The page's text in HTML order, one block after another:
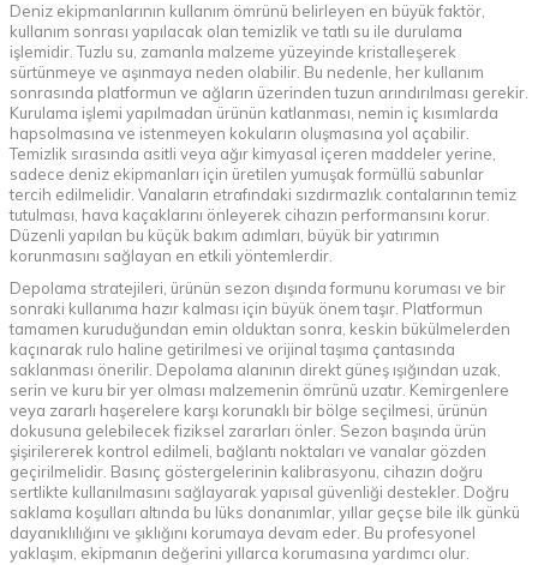
Deniz ekipmanlarının kullanım ömrünü belirleyen en büyük faktör,
kullanım sonrası yapılacak olan temizlik ve tatlı su ile durulama
işlemidir. Tuzlu su, zamanla malzeme yüzeyinde kristalleşerek
sürtünmeye ve aşınmaya neden olabilir. Bu nedenle, her kullanım
sonrasında platformun ve ağların üzerinden tuzun arındırılması gerekir.
Kurulama işlemi yapılmadan ürünün katlanması, nemin iç kısımlarda
hapsolmasına ve istenmeyen kokuların oluşmasına yol açabilir.
Temizlik sırasında asitli veya ağır kimyasal içeren maddeler yerine,
sadece deniz ekipmanları için üretilen yumuşak formüllü sabunlar
tercih edilmelidir. Vanaların etrafındaki sızdırmazlık contalarının temiz
tutulması, hava kaçaklarını önleyerek cihazın performansını korur.
Düzenli yapılan bu küçük bakım adımları, büyük bir yatırımın
korunmasını sağlayan en etkili yöntemlerdir.
Depolama stratejileri, ürünün sezon dışında formunu koruması ve bir
sonraki kullanıma hazır kalması için büyük önem taşır. Platformun
tamamen kuruduğundan emin olduktan sonra, keskin bükülmelerden
kaçınarak rulo haline getirilmesi ve orijinal taşıma çantasında
saklanması önerilir. Depolama alanının direkt güneş ışığından uzak,
serin ve kuru bir yer olması malzemenin ömrünü uzatır. Kemirgenlere
veya zararlı haşerelere karşı korunaklı bir bölge seçilmesi, ürünün
dokusuna gelebilecek fiziksel zararları önler. Sezon başında ürün
şişirilererek kontrol edilmeli, bağlantı noktaları ve vanalar gözden
geçirilmelidir. Basınç göstergelerinin kalibrasyonu, cihazın doğru
sertlikte kullanılmasını sağlayarak yapısal güvenliği destekler. Doğru
saklama koşulları altında bu lüks donanımlar, yıllar geçse bile ilk günkü
dayanıklılığını ve şıklığını korumaya devam eder. Bu profesyonel
yaklaşım, ekipmanın değerini yıllarca korumasına yardımcı olur.